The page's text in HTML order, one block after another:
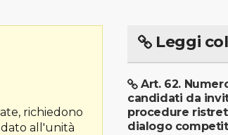
richiedono
all'unità
Leggi
Art. 62.
candidati da
procedure
dialogo